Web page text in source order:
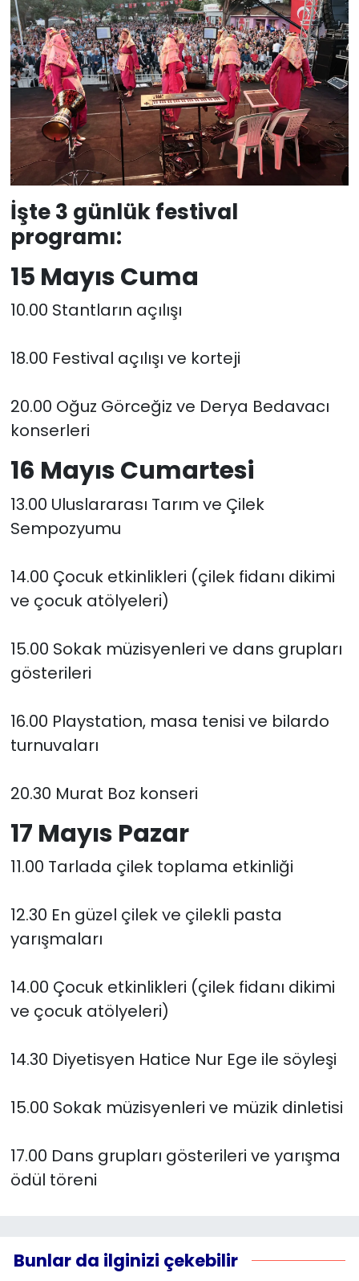
İşte 3 günlük festival
programı:
15 Mayıs Cuma
10.00 Stantların açılışı
18.00 Festival açılışı ve korteji
20.00 Oğuz Görceğiz ve Derya Bedavacı
konserleri
16 Mayıs Cumartesi
13.00 Uluslararası Tarım ve Çilek
Sempozyumu
14.00 Çocuk etkinlikleri (çilek fidanı dikimi
ve çocuk atölyeleri)
15.00 Sokak müzisyenleri ve dans grupları
gösterileri
16.00 Playstation, masa tenisi ve bilardo
turnuvaları
20.30 Murat Boz konseri
17 Mayıs Pazar
11.00 Tarlada çilek toplama etkinliği
12.30 En güzel çilek ve çilekli pasta
yarışmaları
14.00 Çocuk etkinlikleri (çilek fidanı dikimi
ve çocuk atölyeleri)
14.30 Diyetisyen Hatice Nur Ege ile söyleşi
15.00 Sokak müzisyenleri ve müzik dinletisi
17.00 Dans grupları gösterileri ve yarışma
ödül töreni
Bunlar da ilginizi çekebilir